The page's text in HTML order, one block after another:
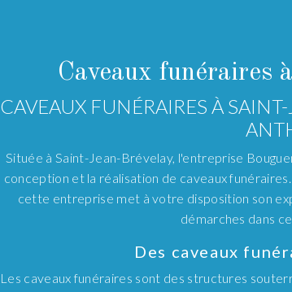
Caveaux funéraires
CAVEAUX FUNÉRAIRES À
Située à Saint-Jean-Brévelay, l'entreprise
conception et la réalisation de caveaux
cette entreprise met à votre disposition son
démarches dans
Des caveaux
Les caveaux funéraires sont des structures